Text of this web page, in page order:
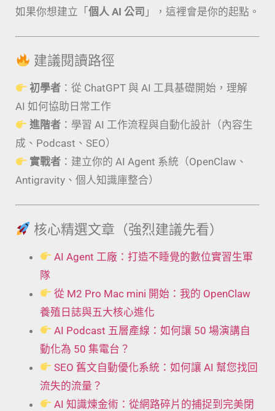
如果你想建立「 個人 AI 公司 」，這裡會是你的起點。
建議閱讀路徑
初學者 ：從 ChatGPT 與 AI 工具基礎開始，理解
AI 如何協助日常工作
進階者 ：學習 AI 工作流程與自動化設計（內容生
成、Podcast、SEO）
實戰者 ：建立你的 AI Agent 系統（OpenClaw、
Antigravity、個人知識庫整合）
核心精選文章（強烈建議先看）
AI Agent 工廠：打造不睡覺的數位實習生軍
隊
從 M2 Pro Mac mini 開始：我的 OpenClaw
養殖日誌與五大核心進化
AI Podcast 五層產線：如何讓 50 場演講自
動化為 50 集電台？
SEO 舊文自動優化系統：如何讓 AI 幫您找回
流失的流量？
AI 知識煉金術：從網路碎片的捕捉到完美閉